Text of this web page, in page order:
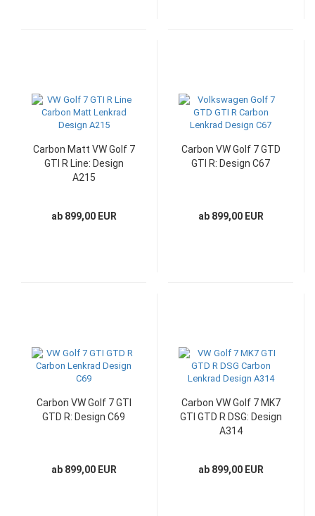
Carbon Matt VW Golf 7
GTI R Line: Design
A215
ab 899,00 EUR
Carbon VW Golf 7 GTD
GTI R: Design C67
ab 899,00 EUR
Carbon VW Golf 7 GTI
GTD R: Design C69
ab 899,00 EUR
Carbon VW Golf 7 MK7
GTI GTD R DSG: Design
A314
ab 899,00 EUR